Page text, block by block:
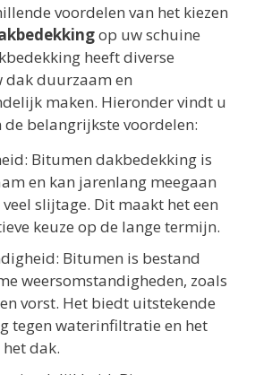
voordelen van het kiezen
op uw schuine
heeft diverse
dak duurzaam en
maken. Hieronder vindt u
de belangrijkste voordelen:
Bitumen dakbedekking is
en kan jarenlang meegaan
slijtage. Dit maakt het een
keuze op de lange termijn.
Bitumen is bestand
weersomstandigheden, zoals
vorst. Het biedt uitstekende
tegen waterinfiltratie en het
dak.